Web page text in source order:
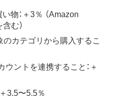
物：＋3％ （Amazon
む）
カテゴリから購入するこ
ントを連携すること：＋
3.5〜5.5％